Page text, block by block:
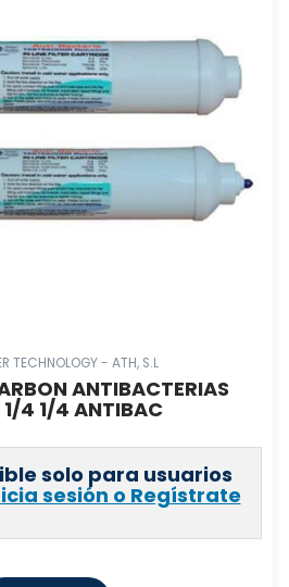
TECHNOLOGY - ATH, S.L
ANTIBACTERIAS
1/4 1/4 ANTIBAC
solo para usuarios
sesión o Regístrate